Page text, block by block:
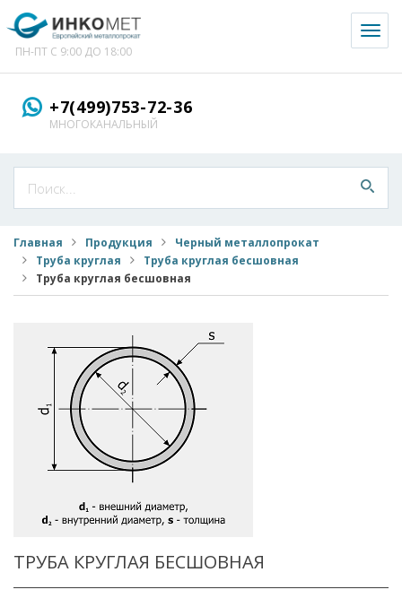
ПН-ПТ С 9:00 ДО 18:00
+7(499)753-72-36
МНОГОКАНАЛЬНЫЙ
Главная Продукция
Черный металлопрокат
Труба круглая
Труба круглая бесшовная
Труба круглая бесшовная
ТРУБА КРУГЛАЯ БЕСШОВНАЯ